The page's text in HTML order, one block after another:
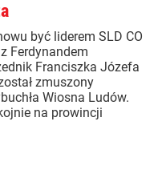
być liderem SLD CO
Ferdynandem
Franciszka Józefa
zmuszony
Wiosna Ludów.
na prowincji